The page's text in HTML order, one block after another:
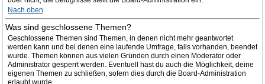
Nach oben
Was sind geschlossene Themen?
Geschlossene Themen sind Themen, in denen nicht mehr geantwortet
werden kann und bei denen eine laufende Umfrage, falls vorhanden, beendet
wurde. Themen können aus vielen Gründen durch einen Moderator oder
Administrator gesperrt werden. Eventuell hast du auch die Möglichkeit, deine
eigenen Themen zu schließen, sofern dies durch die Board-Administration
erlaubt wurde.